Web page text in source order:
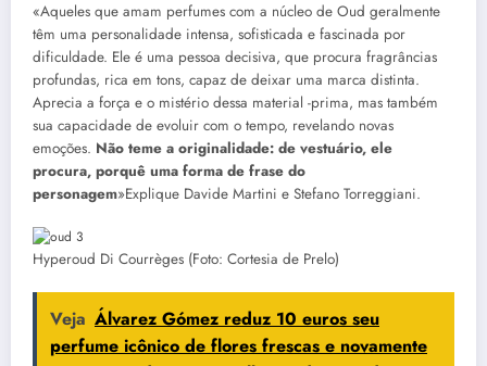
«Aqueles que amam perfumes com a núcleo de Oud geralmente
têm uma personalidade intensa, sofisticada e fascinada por
dificuldade. Ele é uma pessoa decisiva, que procura fragrâncias
profundas, rica em tons, capaz de deixar uma marca distinta.
Aprecia a força e o mistério dessa material -prima, mas também
sua capacidade de evoluir com o tempo, revelando novas
emoções. Não teme a originalidade: de vestuário, ele
procura, porquê uma forma de frase do
personagem»Explique Davide Martini e Stefano Torreggiani.
Hyperoud Di Courrèges (Foto: Cortesia de Prelo)
Veja Álvarez Gómez reduz 10 euros seu
perfume icônico de flores frescas e novamente